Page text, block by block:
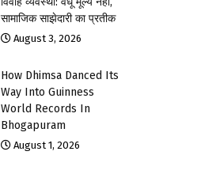
सामाजिक साझेदारी का प्रतीक
August 3, 2026
How Dhimsa Danced Its
Way Into Guinness
World Records In
Bhogapuram
August 1, 2026